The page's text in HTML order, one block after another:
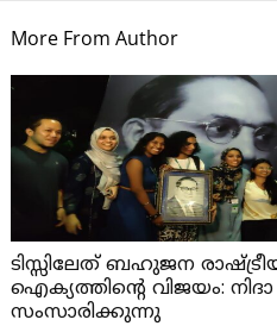
More From Author
ടിസ്സിലേത് ബഹുജന
ഐക്യത്തിന്റെ വിജയം:
സംസാരിക്കുന്നു